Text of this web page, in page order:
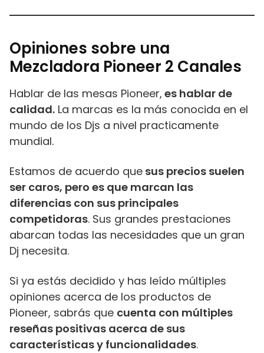
Opiniones sobre una
Mezcladora Pioneer 2 Canales
Hablar de las mesas Pioneer, es hablar de
calidad. La marcas es la más conocida en el
mundo de los Djs a nivel practicamente
mundial.
Estamos de acuerdo que sus precios suelen
ser caros, pero es que marcan las
diferencias con sus principales
competidoras. Sus grandes prestaciones
abarcan todas las necesidades que un gran
Dj necesita.
Si ya estás decidido y has leído múltiples
opiniones acerca de los productos de
Pioneer, sabrás que cuenta con múltiples
reseñas positivas acerca de sus
características y funcionalidades.